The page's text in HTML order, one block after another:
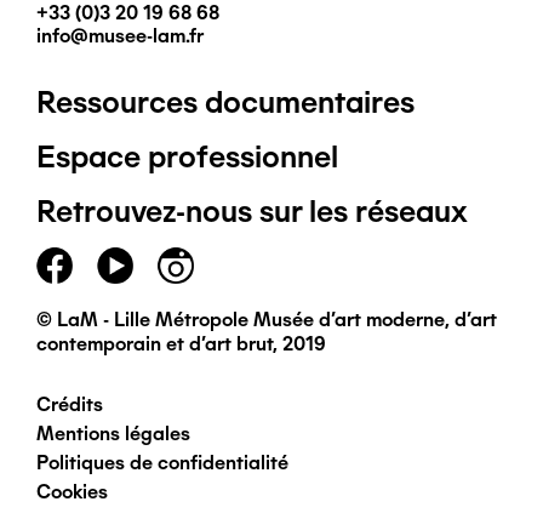
+33 (0)3 20 19 68 68
info@musee-lam.fr
Pied
de
page
principal
Ressources documentaires
Espace professionnel
Retrouvez-nous sur les réseaux
© LaM - Lille Métropole Musée d'art moderne, d'art
contemporain et d'art brut, 2019
Pied
de
Crédits
Mentions légales
Politiques de confidentialité
Cookies